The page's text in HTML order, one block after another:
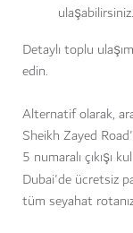
ulaşabilirsiniz.
Detaylı toplu
edin.
Alternatif olarak,
Sheikh Zayed
5 numaralı çıkışı
Dubai'de ücretsiz
tüm seyahat